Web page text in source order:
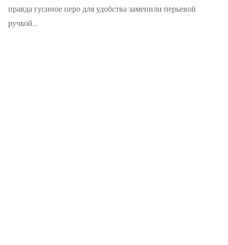
Past courses
правда гусиное перо для удобства заменили перьевой
ручкой...